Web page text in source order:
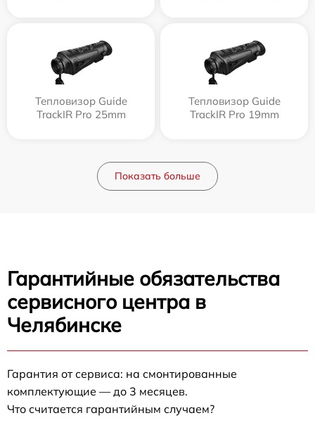
Тепловизор Guide
TrackIR Pro 25mm
Тепловизор Guide
TrackIR Pro 19mm
Показать больше
Гарантийные обязательства
сервисного центра в
Челябинске
Гарантия от сервиса: на смонтированные
комплектующие — до 3 месяцев.
Что считается гарантийным случаем?